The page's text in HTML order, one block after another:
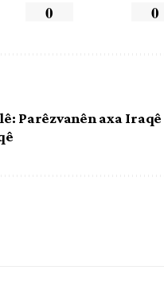
0 0
Parêzvanên axa